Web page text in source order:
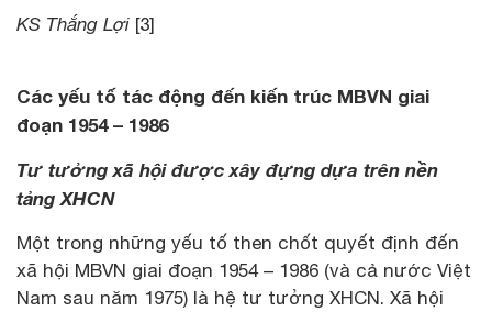
KS Thắng Lợi [3]
Các yếu tố tác động đến kiến trúc MBVN giai
đoạn 1954 – 1986
Tư tưởng xã hội được xây đựng dựa trên nền
tảng XHCN
Một trong những yếu tố then chốt quyết định đến
xã hội MBVN giai đoạn 1954 – 1986 (và cả nước Việt
Nam sau năm 1975) là hệ tư tưởng XHCN. Xã hội